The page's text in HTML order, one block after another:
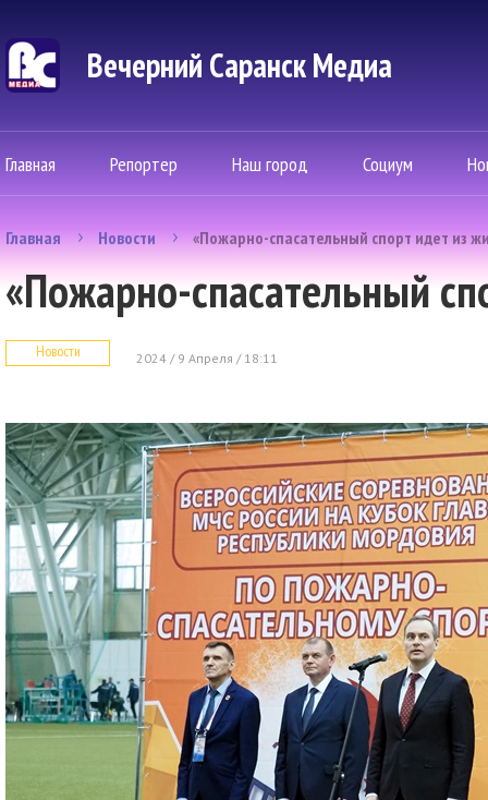
Вечерний Саранск Mедиа
Главная Репортер Наш город Социум
Главная Новости «Пожарно-спасательный спорт идет из
«Пожарно-спасательный
Новости 2024 / 9 Апреля / 18:11